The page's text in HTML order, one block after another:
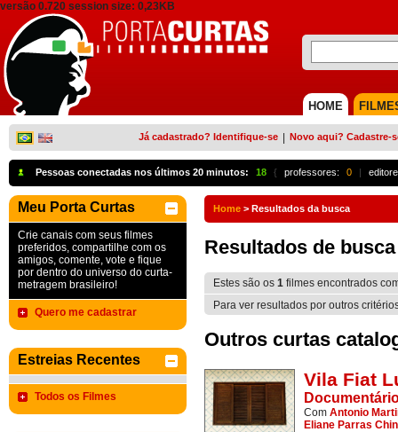
versão 0.720 session size: 0,23KB
HOME
Já cadastrado? Identifique-se Novo aqui? Cadastre-
Pessoas conectadas nos últimos 20 minutos: 18 { professores: 0 |
Meu Porta Curtas
Crie canais com seus filmes
preferidos, compartilhe com os
amigos, comente, vote e fique
por dentro do universo do curta-
metragem brasileiro!
Quero me cadastrar
Estreias Recentes
Todos os Filmes
Home > Resultados da busca
Resultados de busca
Estes são os 1 filmes encontrados
Para ver resultados por outros
Outros curtas
Vila Fiat
Com Antonio
Eliane Parras